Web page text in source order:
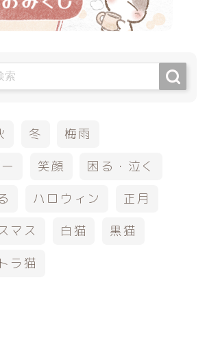
冬
梅雨
笑顔
困る・泣く
ハロウィン
正月
マス 白猫
黒猫
ラ猫